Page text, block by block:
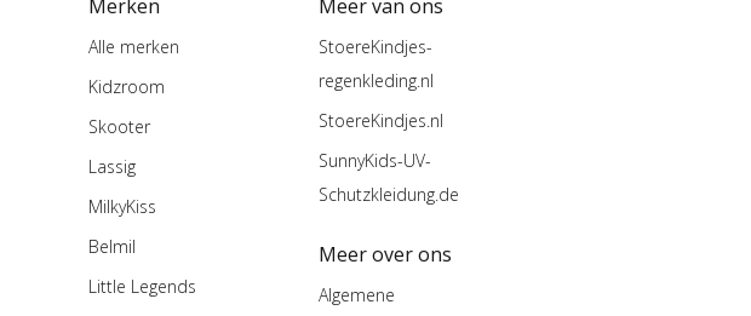
Merken
Alle merken
Kidzroom
Skooter
Lassig
MilkyKiss
Belmil
Little Legends
Meer van ons
StoereKindjes-
regenkleding.nl
StoereKindjes.nl
SunnyKids-UV-
Schutzkleidung.de
Meer over ons
Algemene